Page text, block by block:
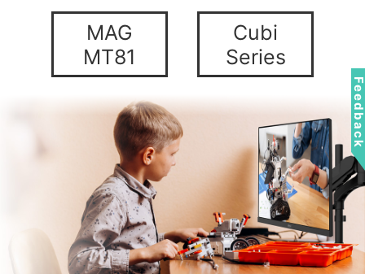
MAG
MT81
Cubi
Series